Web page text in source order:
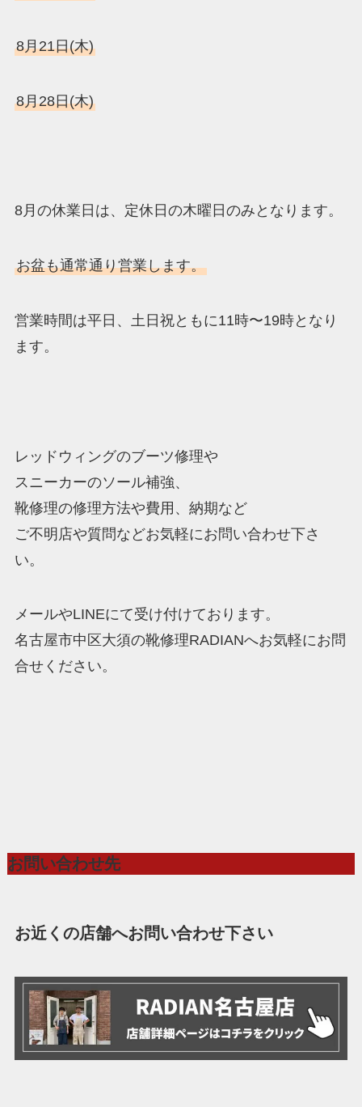
8月21日(木)
8月28日(木)
8月の休業日は、定休日の木曜日のみとなります。
お盆も通常通り営業します。
営業時間は平日、土日祝ともに11時〜19時となり
ます。
レッドウィングのブーツ修理や
スニーカーのソール補強、
靴修理の修理方法や費用、納期など
ご不明店や質問などお気軽にお問い合わせ下さ
い。
メールやLINEにて受け付けております。
名古屋市中区大須の靴修理RADIANへお気軽にお問
合せください。
お問い合わせ先
お近くの店舗へお問い合わせ下さい